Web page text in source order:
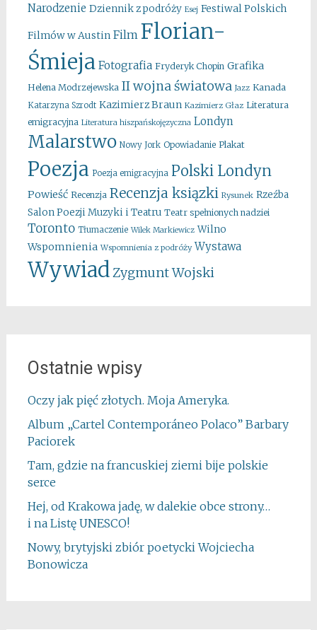
Narodzenie Dziennik z podróży Esej Festiwal Polskich
Filmów w Austin Film Florian-
Śmieja Fotografia Fryderyk Chopin Grafika
Helena Modrzejewska II wojna światowa Jazz Kanada
Katarzyna Szrodt Kazimierz Braun Kazimierz Głaz Literatura
emigracyjna Literatura hiszpańskojęzyczna Londyn
Malarstwo Nowy Jork Opowiadanie Plakat
Poezja Poezja emigracyjna Polski Londyn
Powieść Recenzja Recenzja ksiązki Rysunek Rzeźba
Salon Poezji Muzyki i Teatru Teatr spełnionych nadziei
Toronto Tłumaczenie Wilek Markiewicz Wilno
Wspomnienia Wspomnienia z podróży Wystawa
WywiadZygmunt Wojski
Ostatnie wpisy
Oczy jak pięć złotych. Moja Ameryka.
Album „Cartel Contemporáneo Polaco” Barbary
Paciorek
Tam, gdzie na francuskiej ziemi bije polskie
serce
Hej, od Krakowa jadę, w dalekie obce strony…
i na Listę UNESCO!
Nowy, brytyjski zbiór poetycki Wojciecha
Bonowicza